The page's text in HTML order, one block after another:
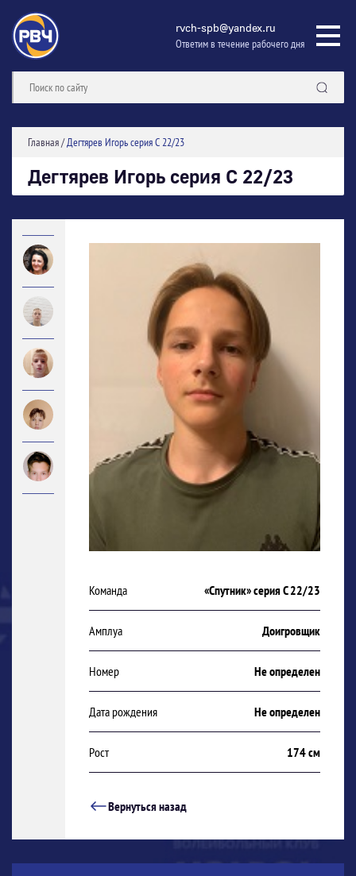
rvch-spb@yandex.ru
Ответим в течение рабочего дня
Главная/Дегтярев Игорь серия С 22/23
Дегтярев Игорь серия С 22/23
Команда «Спутник» серия С 22/23
Амплуа Доигровщик
Номер Не определен
Дата рождения Не определен
Рост 174 см
Вернуться назад